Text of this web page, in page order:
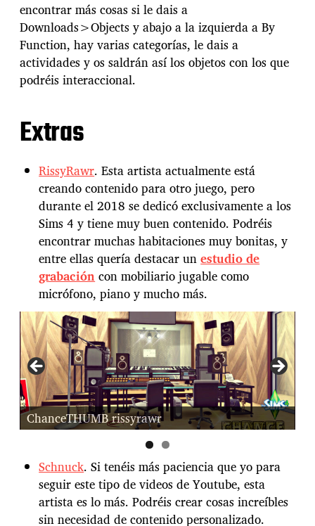
encontrar más cosas si le dais a
Downloads>Objects y abajo a la izquierda a By
Function, hay varias categorías, le dais a
actividades y os saldrán así los objetos con los que
podréis interaccional.
Extras
RissyRawr. Esta artista actualmente está
creando contenido para otro juego, pero
durante el 2018 se dedicó exclusivamente a los
Sims 4 y tiene muy buen contenido. Podréis
encontrar muchas habitaciones muy bonitas, y
entre ellas quería destacar unestudio de
grabación con mobiliario jugable como
micrófono, piano y mucho más.
rissyrawr estudio de grabación los sims 4
Schnuck. Si tenéis más paciencia que yo para
seguir este tipo de videos de Youtube, esta
artista es lo más. Podréis crear cosas increíbles
sin necesidad de contenido personalizado.